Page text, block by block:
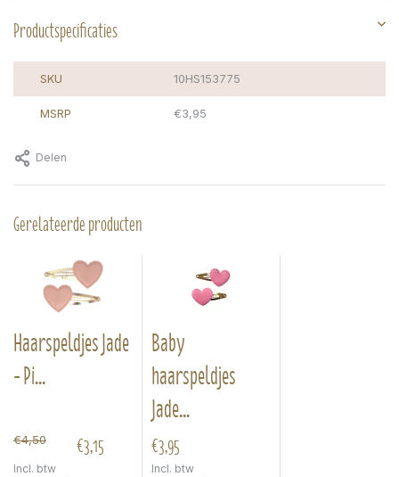
Productspecificaties
SKU 10HS153775
MSRP €3,95
Delen
Gerelateerde producten
Haarspeldjes Jade
- Pi...
€4,50 €3,15
Incl. btw
Baby
haarspeldjes
Jade...
€3,95
Incl. btw